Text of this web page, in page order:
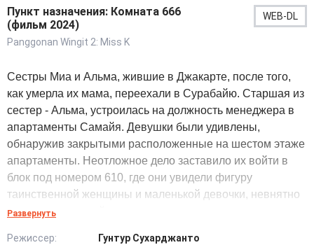
Пункт назначения: Комната 666
(фильм 2024)
Panggonan Wingit 2: Miss K
WEB-DL
Сестры Миа и Альма, жившие в Джакарте, после того,
как умерла их мама, переехали в Сурабайю. Старшая из
сестер - Альма, устроилась на должность менеджера в
апартаменты Самайя. Девушки были удивлены,
обнаружив закрытыми расположенные на шестом этаже
апартаменты. Неотложное дело заставило их войти в
блок под номером 610, где они увидели фигуру
таинственной женщины и маленькой девочки, невнятно
что-то лепетавшей.
Развернуть
Режиссер:
Гунтур Сухарджанто